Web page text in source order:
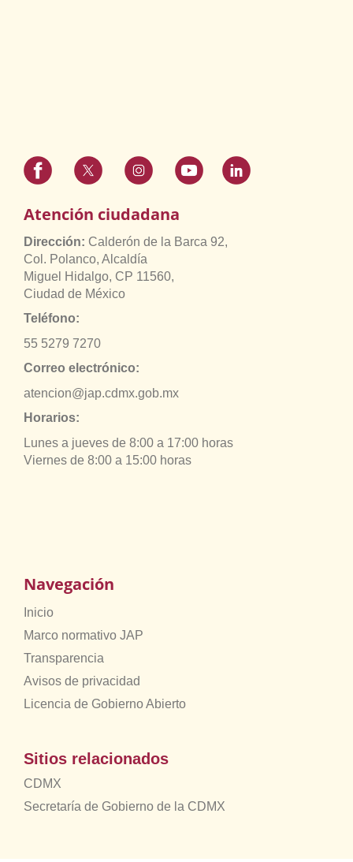
Atención ciudadana
Dirección: Calderón de la Barca 92,
Col. Polanco, Alcaldía
Miguel Hidalgo, CP 11560,
Ciudad de México
Teléfono:
55 5279 7270
Correo electrónico:
atencion@jap.cdmx.gob.mx
Horarios:
Lunes a jueves de 8:00 a 17:00 horas
Viernes de 8:00 a 15:00 horas
Navegación
Inicio
Marco normativo JAP
Transparencia
Avisos de privacidad
Licencia de Gobierno Abierto
Sitios relacionados
CDMX
Secretaría de Gobierno de la CDMX